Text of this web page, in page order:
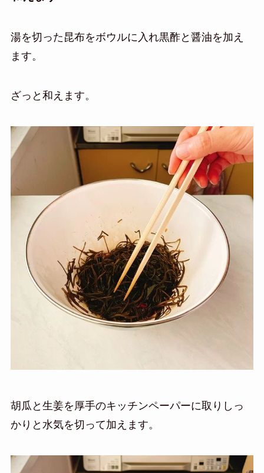
湯を切った昆布をボウルに入れ黒酢と醤油を加え
ます。
ざっと和えます。
胡瓜と生姜を厚手のキッチンペーパーに取りしっ
かりと水気を切って加えます。